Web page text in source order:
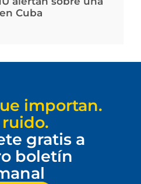
Cuba
importan.
gratis a
boletín